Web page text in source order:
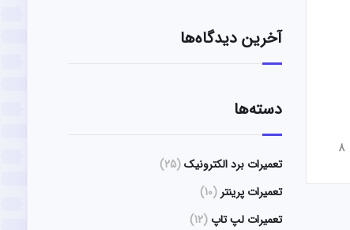
8
آخرین دیدگاه‌ها
دسته‌ها
تعمیرات برد الکترونیک(25)
تعمیرات پرینتر (10)
تعمیرات لپ تاپ (12)